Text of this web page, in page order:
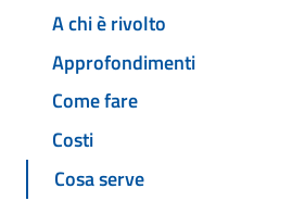
A chi è rivolto
Approfondimenti
Come fare
Costi
Cosa serve